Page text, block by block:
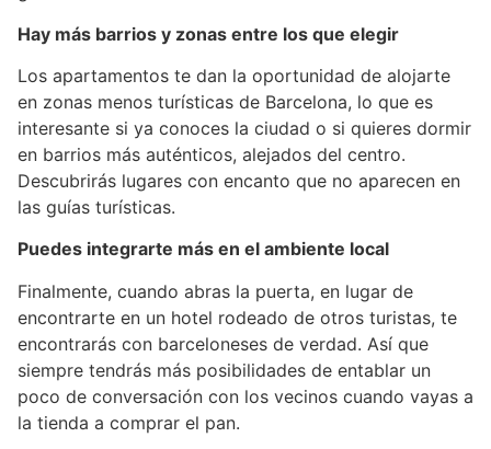
Hay más barrios y zonas entre los que elegir
Los apartamentos te dan la oportunidad de alojarte
en zonas menos turísticas de Barcelona, lo que es
interesante si ya conoces la ciudad o si quieres dormir
en barrios más auténticos, alejados del centro.
Descubrirás lugares con encanto que no aparecen en
las guías turísticas.
Puedes integrarte más en el ambiente local
Finalmente, cuando abras la puerta, en lugar de
encontrarte en un hotel rodeado de otros turistas, te
encontrarás con barceloneses de verdad. Así que
siempre tendrás más posibilidades de entablar un
poco de conversación con los vecinos cuando vayas a
la tienda a comprar el pan.